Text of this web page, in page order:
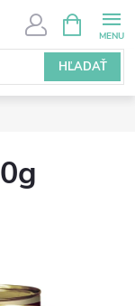
HĽADAŤ
KOŠÍK